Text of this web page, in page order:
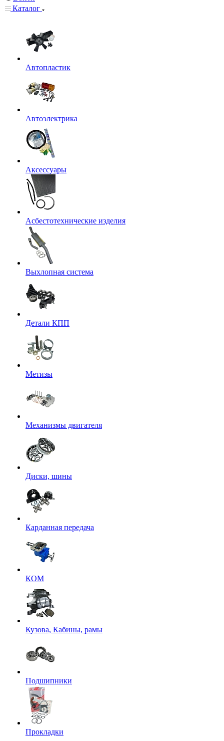
Каталог
Автопластик
Автоэлектрика
Аксессуары
Асбестотехнические изделия
Выхлопная система
Детали КПП
Метизы
Механизмы двигателя
Диски, шины
Карданная передача
КОМ
Кузова, Кабины, рамы
Подшипники
Прокладки